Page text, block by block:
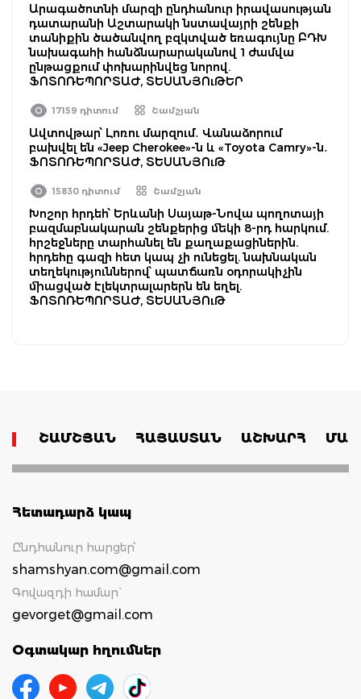
Արագածոտնի մարզի ընդհանուր իրավասության
դատարանի Աշտարակի նստավայրի շենքի
տանիքին ծածանվող բզկտված եռագույնը ԲԴԽ
նախագահի հանձնարարականով 1 ժամվա
ընթացքում փոխարինվեց նորով.
ՖՈՏՈՌԵՊՈՐՏԱԺ, ՏԵՍԱՆՅՈւԹԵՐ
17159 դիտում Շամշյան
Ավտովթար՝ Լոռու մարզում․ Վանաձորում
բախվել են «Jeep Cherokee»-ն և «Toyota Camry»-ն․
ՖՈՏՈՌԵՊՈՐՏԱԺ, ՏԵՍԱՆՅՈւԹ
15830 դիտում Շամշյան
Խոշոր հրդեհ՝ Երևանի Սայաթ-Նովա պողոտայի
բազմաբնակարան շենքերից մեկի 8-րդ հարկում.
հրշեջները տարհանել են քաղաքացիներին.
հրդեհը գազի հետ կապ չի ունեցել. նախնական
տեղեկություններով՝ պատճառն օդորակիչին
միացված էլեկտրալարերն են եղել.
ՖՈՏՈՌԵՊՈՐՏԱԺ, ՏԵՍԱՆՅՈւԹ
ՇԱՄՇՅԱՆ ՀԱՅԱՍՏԱՆ ԱՇԽԱՐՀ
Հետադարձ կապ
Ընդհանուր հարցեր՝
shamshyan.com@gmail.com
Գովազդի համար`
gevorget@gmail.com
Օգտակար հղումներ